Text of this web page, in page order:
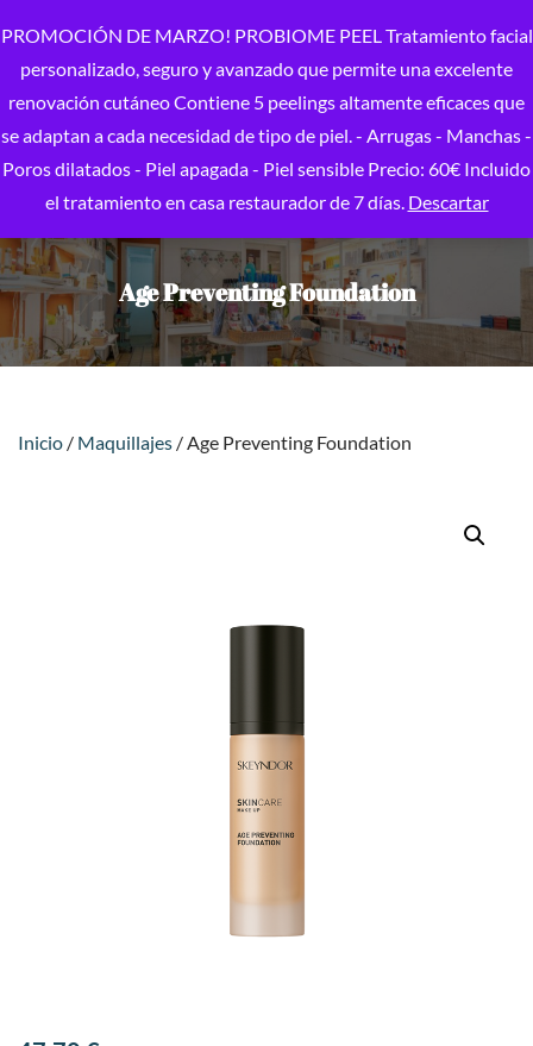
Age Preventing Foundation
Inicio / Maquillajes / Age Preventing Foundation
PROMOCIÓN DE MARZO! PROBIOME PEEL Tratamiento facial
personalizado, seguro y avanzado que permite una excelente
renovación cutáneo Contiene 5 peelings altamente eficaces que
se adaptan a cada necesidad de tipo de piel. - Arrugas - Manchas -
Poros dilatados - Piel apagada - Piel sensible Precio: 60€ Incluido
el tratamiento en casa restaurador de 7 días. Descartar